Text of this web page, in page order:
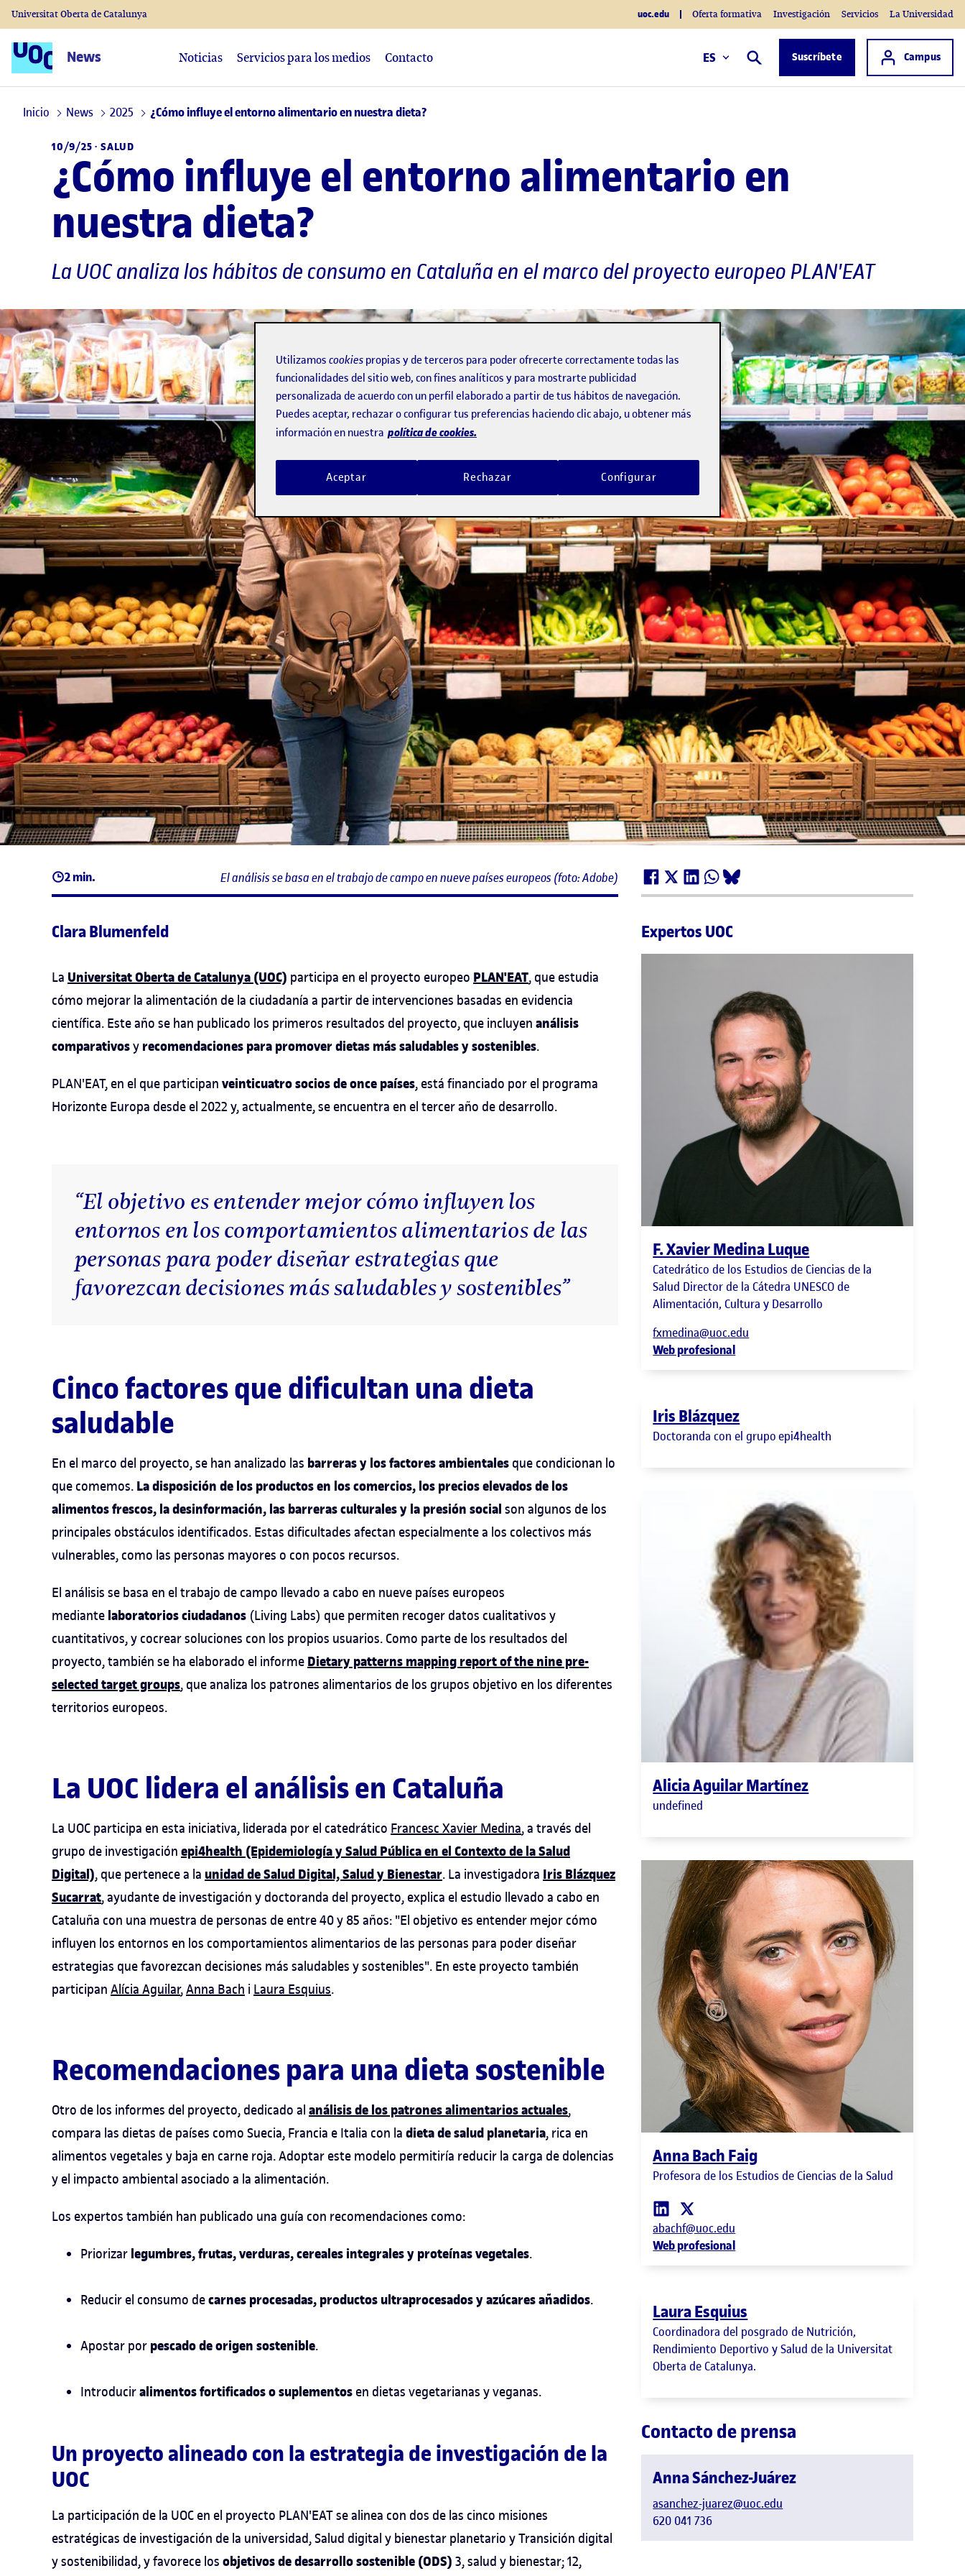
News Buscar Suscríbete Acceso a
Campus
Noticias Servicios para los medios Contacto ES
Universitat Oberta de Catalunya uoc.edu Oferta formativa Investigación Servicios La Universidad
Inicio News 2025 ¿Cómo influye el entorno alimentario en nuestra dieta?
10/9/25 · SALUD
¿Cómo influye el entorno alimentario en
nuestra dieta?
La UOC analiza los hábitos de consumo en Cataluña en el marco del proyecto europeo PLAN'EAT
2 min. El análisis se basa en el trabajo de campo en nueve países europeos (foto: Adobe)
Clara Blumenfeld
La Universitat Oberta de Catalunya (UOC) participa en el proyecto europeo PLAN'EAT, que estudia
cómo mejorar la alimentación de la ciudadanía a partir de intervenciones basadas en evidencia
científica. Este año se han publicado los primeros resultados del proyecto, que incluyen análisis
comparativosy recomendaciones para promover dietas más saludables y sostenibles.
PLAN'EAT, en el que participan veinticuatro socios de once países, está financiado por el programa
Horizonte Europa desde el 2022 y, actualmente, se encuentra en el tercer año de desarrollo.
“El objetivo es entender mejor cómo influyen los
entornos en los comportamientos alimentarios de las
personas para poder diseñar estrategias que
favorezcan decisiones más saludables y sostenibles”
Cinco factores que dificultan una dieta
saludable
En el marco del proyecto, se han analizado las barreras y los factores ambientales que condicionan lo
que comemos. La disposición de los productos en los comercios, los precios elevados de los
alimentos frescos, la desinformación, las barreras culturales y la presión social son algunos de los
principales obstáculos identificados. Estas dificultades afectan especialmente a los colectivos más
vulnerables, como las personas mayores o con pocos recursos.
El análisis se basa en el trabajo de campo llevado a cabo en nueve países europeos
mediante laboratorios ciudadanos (Living Labs) que permiten recoger datos cualitativos y
cuantitativos, y cocrear soluciones con los propios usuarios. Como parte de los resultados del
proyecto, también se ha elaborado el informeDietary patterns mapping report of the nine pre-
selected target groups, que analiza los patrones alimentarios de los grupos objetivo en los diferentes
territorios europeos.
La UOC lidera el análisis en Cataluña
La UOC participa en esta iniciativa, liderada por el catedrático Francesc Xavier Medina, a través del
grupo de investigación epi4health (Epidemiología y Salud Pública en el Contexto de la Salud
Digital), que pertenece a la unidad de Salud Digital, Salud y Bienestar. La investigadora Iris Blázquez
Sucarrat, ayudante de investigación y doctoranda del proyecto, explica el estudio llevado a cabo en
Cataluña con una muestra de personas de entre 40 y 85 años: "El objetivo es entender mejor cómo
influyen los entornos en los comportamientos alimentarios de las personas para poder diseñar
estrategias que favorezcan decisiones más saludables y sostenibles". En este proyecto también
participan Alícia Aguilar,Anna Bach i Laura Esquius.
Recomendaciones para una dieta sostenible
Otro de los informes del proyecto, dedicado al análisis de los patrones alimentarios actuales,
compara las dietas de países como Suecia, Francia e Italia con la dieta de salud planetaria, rica en
alimentos vegetales y baja en carne roja. Adoptar este modelo permitiría reducir la carga de dolencias
y el impacto ambiental asociado a la alimentación.
Los expertos también han publicado una guía con recomendaciones como:
Priorizar legumbres, frutas, verduras, cereales integrales y proteínas vegetales.
Reducir el consumo decarnes procesadas, productos ultraprocesados y azúcares añadidos.
Apostar por pescado de origen sostenible.
Introduciralimentos fortificados o suplementos en dietas vegetarianas y veganas.
Un proyecto alineado con la estrategia de investigación de la
UOC
La participación de la UOC en el proyecto PLAN'EAT se alinea con dos de las cinco misiones
estratégicas de investigación de la universidad, Salud digital y bienestar planetario y Transición digital
y sostenibilidad, y favorece los objetivos de desarrollo sostenible (ODS) 3, salud y bienestar; 12,
Expertos UOC
F. Xavier Medina Luque
Catedrático de los Estudios de Ciencias de la
Salud Director de la Cátedra UNESCO de
Alimentación, Cultura y Desarrollo
fxmedina@uoc.edu
Web profesional
Iris Blázquez
Doctoranda con el grupo epi4health
Alicia Aguilar Martínez
undefined
Anna Bach Faig
Profesora de los Estudios de Ciencias de la Salud
abachf@uoc.edu
Web profesional
Laura Esquius
Coordinadora del posgrado de Nutrición,
Rendimiento Deportivo y Salud de la Universitat
Oberta de Catalunya.
Contacto de prensa
Anna Sánchez-Juárez
asanchez-juarez@uoc.edu
620 041 736
Utilizamos cookies propias y de terceros para poder ofrecerte correctamente todas las
funcionalidades del sitio web, con fines analíticos y para mostrarte publicidad
personalizada de acuerdo con un perfil elaborado a partir de tus hábitos de navegación.
Puedes aceptar, rechazar o configurar tus preferencias haciendo clic abajo, u obtener más
información en nuestra política de cookies.
Rechazar
Aceptar Configurar